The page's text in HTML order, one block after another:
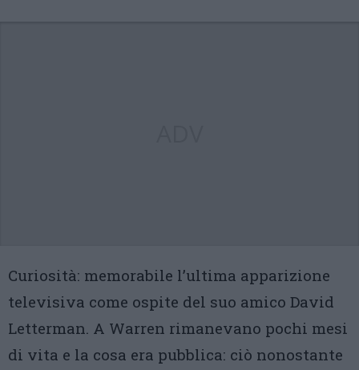
Curiosità: memorabile l’ultima apparizione
televisiva come ospite del suo amico David
Letterman. A Warren rimanevano pochi mesi
di vita e la cosa era pubblica: ciò nonostante